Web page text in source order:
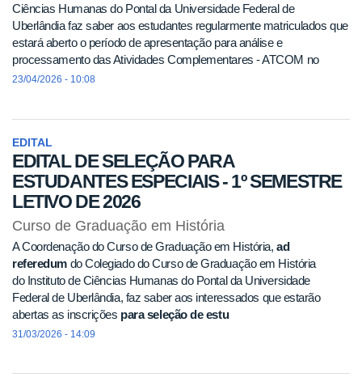
Ciências Humanas do Pontal da Universidade Federal de
Uberlândia faz saber aos estudantes regularmente matriculados que
estará aberto o período de apresentação para análise e
processamento das Atividades Complementares - ATCOM no
Curso de Graduação em História - ICH/UFU, referente ao 1º
23/04/2026 - 10:08
EDITAL
EDITAL DE SELEÇÃO PARA
ESTUDANTES ESPECIAIS - 1º SEMESTRE
LETIVO DE 2026
Curso de Graduação em História
A Coordenação do Curso de Graduação em História, ad
referedumdo Colegiado do Curso de Graduação em História
do Instituto de Ciências Humanas do Pontal da Universidade
Federal de Uberlândia, faz saber aos interessados que estarão
abertas as inscrições para seleção de estu
31/03/2026 - 14:09